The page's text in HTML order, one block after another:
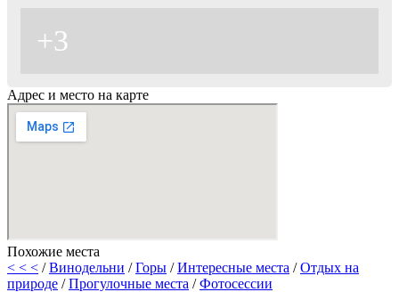
+3
Адрес и место на карте
Похожие места
< < < /Винодельни /Горы /Интересные места /Отдых на
природе /Прогулочные места /Фотосессии